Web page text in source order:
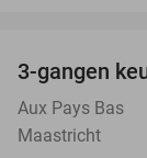
3-gangen
Aux Pays Bas
Maastricht